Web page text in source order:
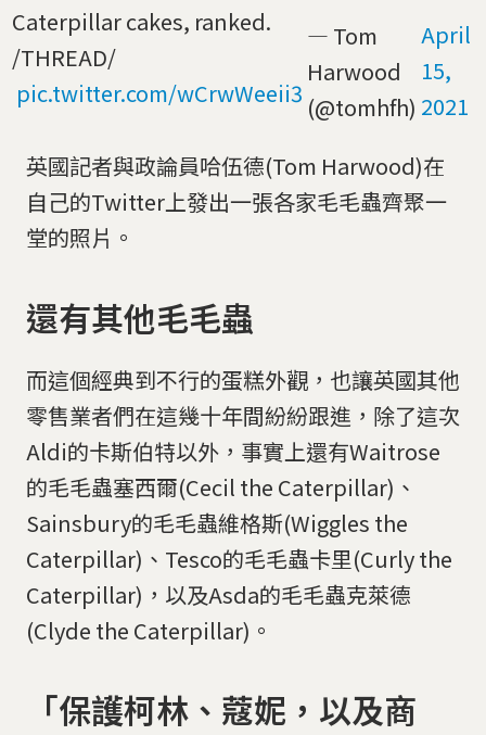
Caterpillar cakes, ranked.
/THREAD/
pic.twitter.com/wCrwWeeii3
— Tom
Harwood
(@tomhfh)
April
15,
2021
英國記者與政論員哈伍德(Tom Harwood)在
自己的Twitter上發出一張各家毛毛蟲齊聚一
堂的照片。
還有其他毛毛蟲
而這個經典到不行的蛋糕外觀，也讓英國其他
零售業者們在這幾十年間紛紛跟進，除了這次
Aldi的卡斯伯特以外，事實上還有Waitrose
的毛毛蟲塞西爾(Cecil the Caterpillar)、
Sainsbury的毛毛蟲維格斯(Wiggles the
Caterpillar)、Tesco的毛毛蟲卡里(Curly the
Caterpillar)，以及Asda的毛毛蟲克萊德
(Clyde the Caterpillar)。
「保護柯林、蔻妮，以及商